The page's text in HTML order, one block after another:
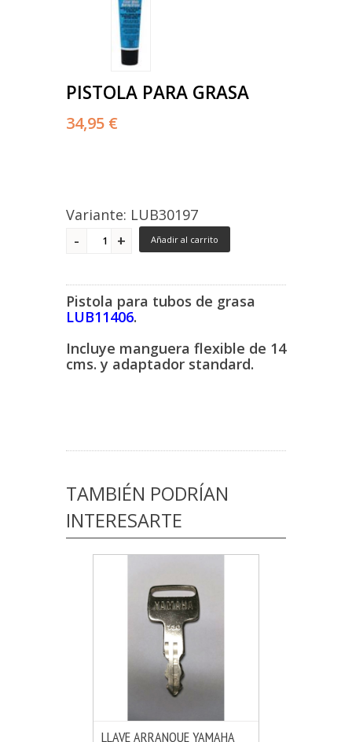
PISTOLA PARA GRASA
34,95 €
Variante: LUB30197
Añadir al carrito
Pistola para tubos de grasa
LUB11406.
Incluye manguera flexible de 14
cms. y adaptador standard.
TAMBIÉN PODRÍAN
INTERESARTE
LLAVE ARRANQUE YAMAHA